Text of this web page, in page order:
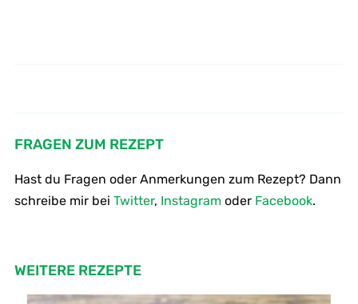
FRAGEN ZUM REZEPT
Hast du Fragen oder Anmerkungen zum Rezept? Dann
schreibe mir bei Twitter, Instagramoder Facebook.
WEITERE REZEPTE